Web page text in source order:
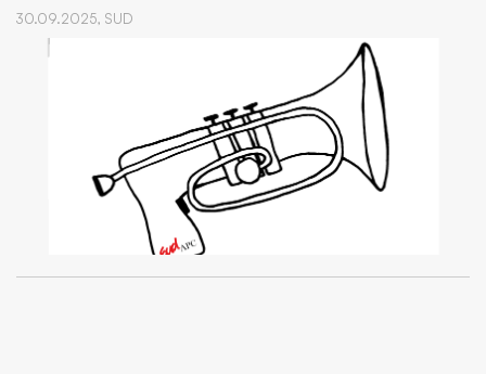
30.09.2025, SUD